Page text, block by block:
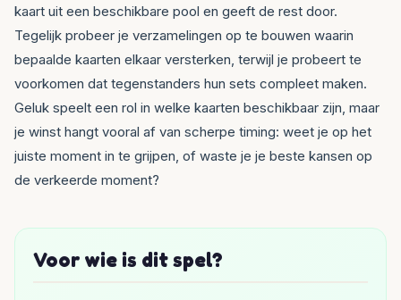
kaart uit een beschikbare pool en geeft de rest door.
Tegelijk probeer je verzamelingen op te bouwen waarin
bepaalde kaarten elkaar versterken, terwijl je probeert te
voorkomen dat tegenstanders hun sets compleet maken.
Geluk speelt een rol in welke kaarten beschikbaar zijn, maar
je winst hangt vooral af van scherpe timing: weet je op het
juiste moment in te grijpen, of waste je je beste kansen op
de verkeerde moment?
Voor wie is dit spel?